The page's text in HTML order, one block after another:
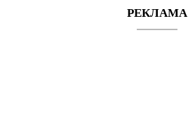
РЕКЛАМА